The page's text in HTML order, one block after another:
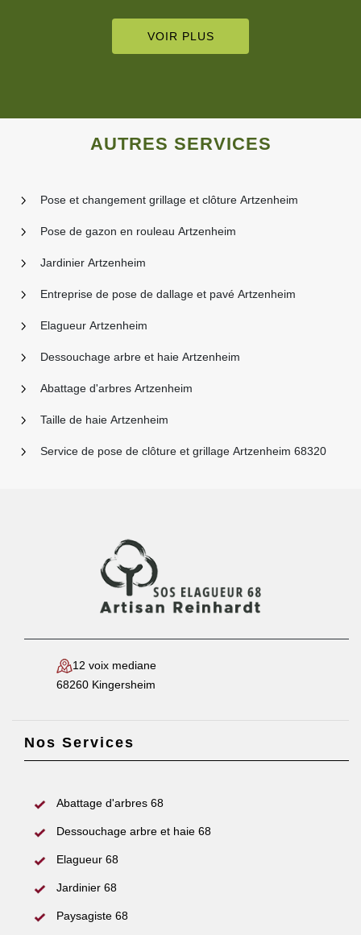
VOIR PLUS
AUTRES SERVICES
Pose et changement grillage et clôture Artzenheim
Pose de gazon en rouleau Artzenheim
Jardinier Artzenheim
Entreprise de pose de dallage et pavé Artzenheim
Elagueur Artzenheim
Dessouchage arbre et haie Artzenheim
Abattage d'arbres Artzenheim
Taille de haie Artzenheim
Service de pose de clôture et grillage Artzenheim 68320
12 voix mediane
68260 Kingersheim
Nos Services
Abattage d'arbres 68
Dessouchage arbre et haie 68
Elagueur 68
Jardinier 68
Paysagiste 68